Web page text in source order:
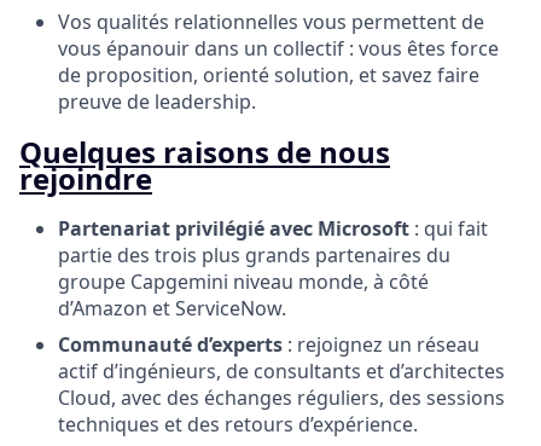
Vos qualités relationnelles vous permettent de
vous épanouir dans un collectif : vous êtes force
de proposition, orienté solution, et savez faire
preuve de leadership.
Quelques raisons de nous
rejoindre
Partenariat privilégié avec Microsoft : qui fait
partie des trois plus grands partenaires du
groupe Capgemini niveau monde, à côté
d’Amazon et ServiceNow.
Communauté d’experts : rejoignez un réseau
actif d’ingénieurs, de consultants et d’architectes
Cloud, avec des échanges réguliers, des sessions
techniques et des retours d’expérience.